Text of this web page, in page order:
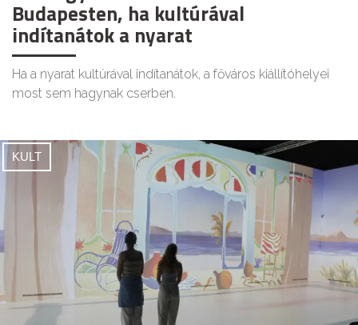
Budapesten, ha kultúrával
indítanátok a nyarat
Ha a nyarat kultúrával indítanátok, a főváros kiállítóhelyei
most sem hagynak cserben.
KULT